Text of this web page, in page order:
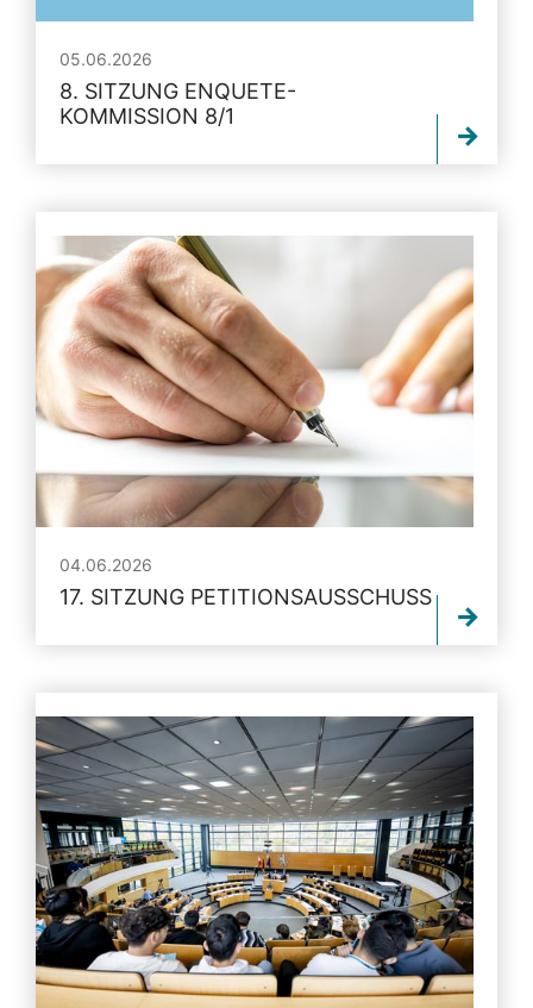
05.06.2026
8. SITZUNG ENQUETE-
KOMMISSION 8/1
04.06.2026
17. SITZUNG PETITIONSAUSSCHUSS